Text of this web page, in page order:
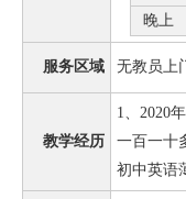
晚上
服务区域 无教员上
教学经历
1、2020
一百一十
初中英语